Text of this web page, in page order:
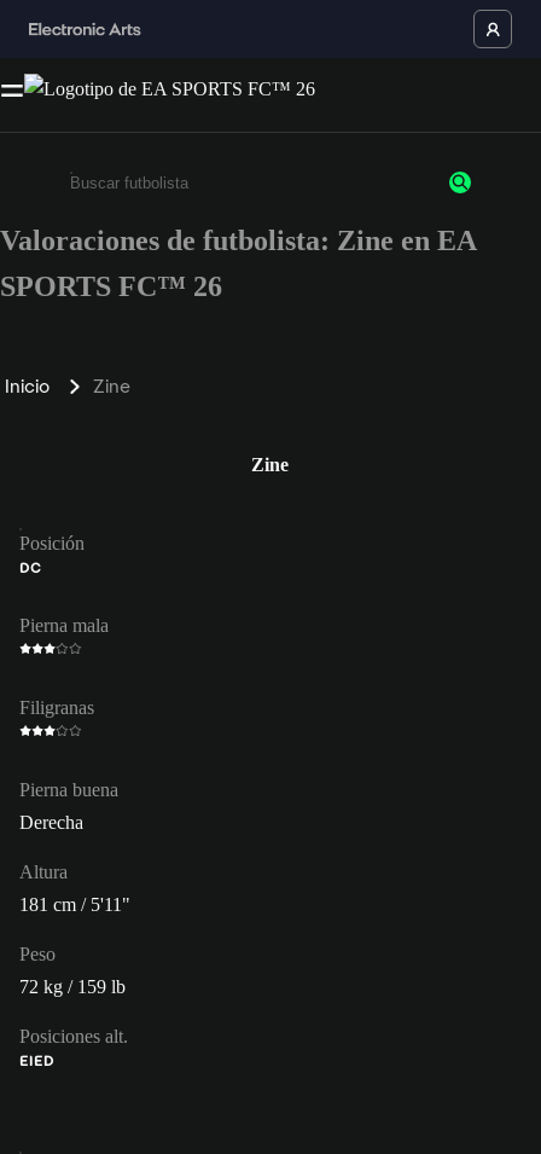
Escribe un mínimo de 3 caracteres o números.
Valoraciones de futbolista: Zine en EA
SPORTS FC™ 26
Inicio Zine
Zine
Posición
DC
Pierna mala
Filigranas
Pierna buena
Derecha
Altura
181 cm / 5'11"
Peso
72 kg / 159 lb
Posiciones alt.
EIED